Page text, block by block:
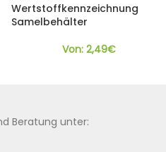
Wertstoffkennzeichnung
Samelbehälter
Von: 2,49€
Beratung unter: